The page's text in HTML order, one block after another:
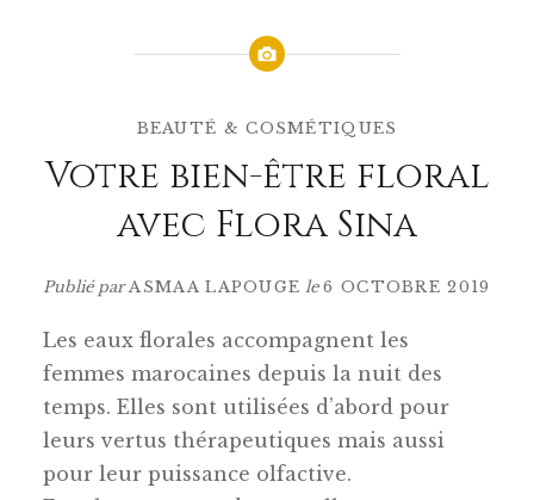
BEAUTÉ & COSMÉTIQUES
Votre bien-être floral
avec Flora Sina
Publié parASMAA LAPOUGE le6 OCTOBRE 2019
Les eaux florales accompagnent les
femmes marocaines depuis la nuit des
temps. Elles sont utilisées d’abord pour
leurs vertus thérapeutiques mais aussi
pour leur puissance olfactive.